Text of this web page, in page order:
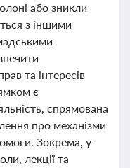
або зникли
з іншими
та інтересів
є
спрямована
про механізми
Зокрема, у
лекції та